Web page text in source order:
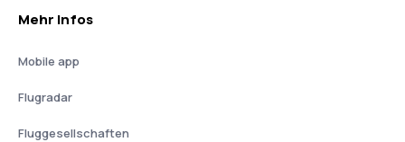
Mehr Infos
Mobile app
Flugradar
Fluggesellschaften